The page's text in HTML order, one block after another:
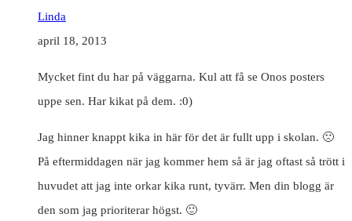
Linda
april 18, 2013
Mycket fint du har på väggarna. Kul att få se Onos posters
uppe sen. Har kikat på dem. :0)
Jag hinner knappt kika in här för det är fullt upp i skolan. 🙁
På eftermiddagen när jag kommer hem så är jag oftast så trött i
huvudet att jag inte orkar kika runt, tyvärr. Men din blogg är
den som jag prioriterar högst. 🙂